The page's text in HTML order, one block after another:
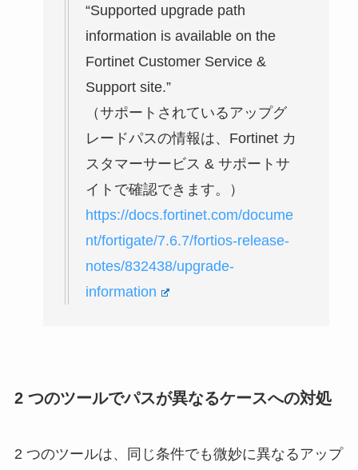
“Supported upgrade path
information is available on the
Fortinet Customer Service &
Support site.”
（サポートされているアップグ
レードパスの情報は、Fortinet カ
スタマーサービス & サポートサ
イトで確認できます。）
https://docs.fortinet.com/docume
nt/fortigate/7.6.7/fortios-release-
notes/832438/upgrade-
information
2 つのツールでパスが異なるケースへの対処
2 つのツールは、同じ条件でも微妙に異なるアップ